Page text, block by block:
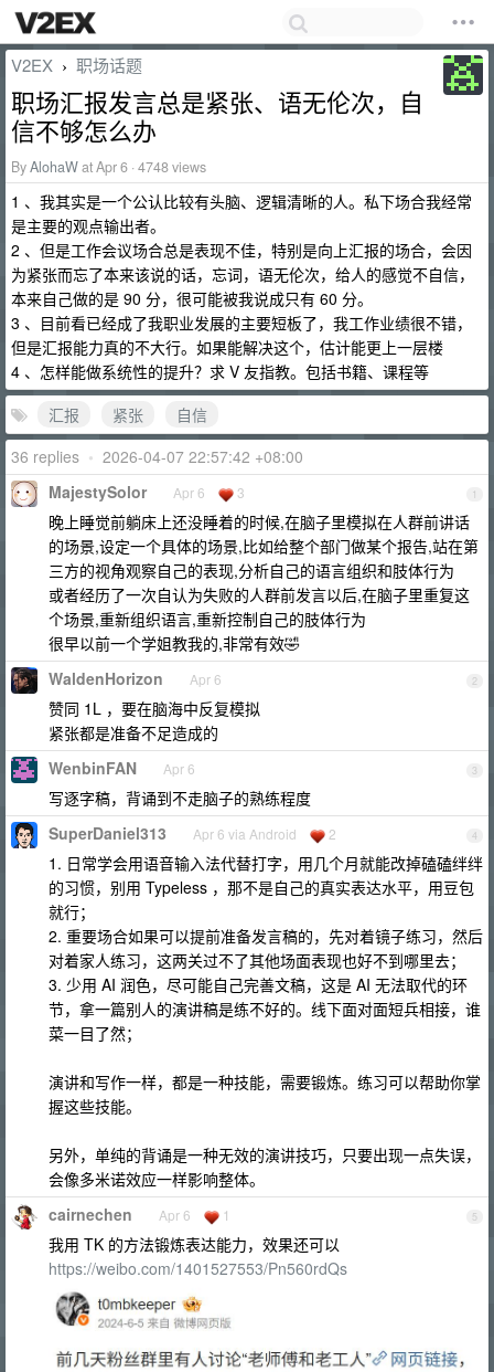
V2EX › 职场话题
职场汇报发言总是紧张、语无伦次，自
信不够怎么办
ByAlohaWat Apr 6 · 4748 views
1 、我其实是一个公认比较有头脑、逻辑清晰的人。私下场合我经常
是主要的观点输出者。
2 、但是工作会议场合总是表现不佳，特别是向上汇报的场合，会因
为紧张而忘了本来该说的话，忘词，语无伦次，给人的感觉不自信，
本来自己做的是 90 分，很可能被我说成只有 60 分。
3 、目前看已经成了我职业发展的主要短板了，我工作业绩很不错，
但是汇报能力真的不大行。如果能解决这个，估计能更上一层楼
4 、怎样能做系统性的提升？求 V 友指教。包括书籍、课程等
汇报
紧张
自信
36 replies • 2026-04-07 22:57:42 +08:00
1
MajestySolor Apr 6 3
晚上睡觉前躺床上还没睡着的时候,在脑子里模拟在人群前讲话
的场景,设定一个具体的场景,比如给整个部门做某个报告,站在第
三方的视角观察自己的表现,分析自己的语言组织和肢体行为
或者经历了一次自认为失败的人群前发言以后,在脑子里重复这
个场景,重新组织语言,重新控制自己的肢体行为
很早以前一个学姐教我的,非常有效🤣
2
WaldenHorizon Apr 6
赞同 1L ，要在脑海中反复模拟
紧张都是准备不足造成的
3
WenbinFAN Apr 6
写逐字稿，背诵到不走脑子的熟练程度
4
SuperDaniel313 Apr 6 via Android 2
1. 日常学会用语音输入法代替打字，用几个月就能改掉磕磕绊绊
的习惯，别用 Typeless ，那不是自己的真实表达水平，用豆包
就行；
2. 重要场合如果可以提前准备发言稿的，先对着镜子练习，然后
对着家人练习，这两关过不了其他场面表现也好不到哪里去；
3. 少用 AI 润色，尽可能自己完善文稿，这是 AI 无法取代的环
节，拿一篇别人的演讲稿是练不好的。线下面对面短兵相接，谁
菜一目了然；
演讲和写作一样，都是一种技能，需要锻炼。练习可以帮助你掌
握这些技能。
另外，单纯的背诵是一种无效的演讲技巧，只要出现一点失误，
会像多米诺效应一样影响整体。
5
cairnechen Apr 6 1
我用 TK 的方法锻炼表达能力，效果还可以
https://weibo.com/1401527553/Pn560rdQs